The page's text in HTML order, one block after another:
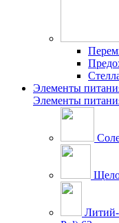
Элементы
Элементы